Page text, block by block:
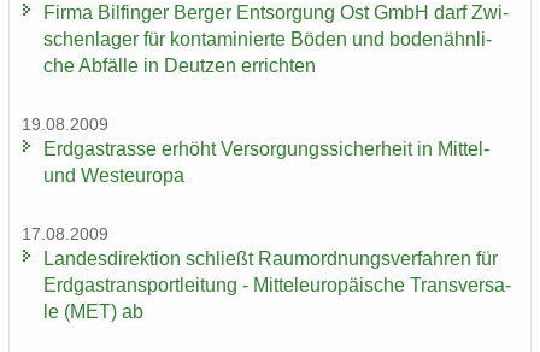
Firma Bil­fin­ger Ber­ger Ent­sor­gung Ost GmbH darf Zwi­
schen­la­ger für kon­ta­mi­nier­te Böden und bo­den­ähn­li­
che Ab­fäl­le in Deut­zen er­rich­ten
19.08.2009
Erd­gas­tras­se er­höht Ver­sor­gungs­si­cher­heit in Mittel-​
und West­eu­ro­pa
17.08.2009
Lan­des­di­rek­ti­on schließt Raum­ord­nungs­ver­fah­ren für
Erd­gas­trans­port­lei­tung - Mit­tel­eu­ro­päi­sche Trans­ver­sa­
le (MET) ab